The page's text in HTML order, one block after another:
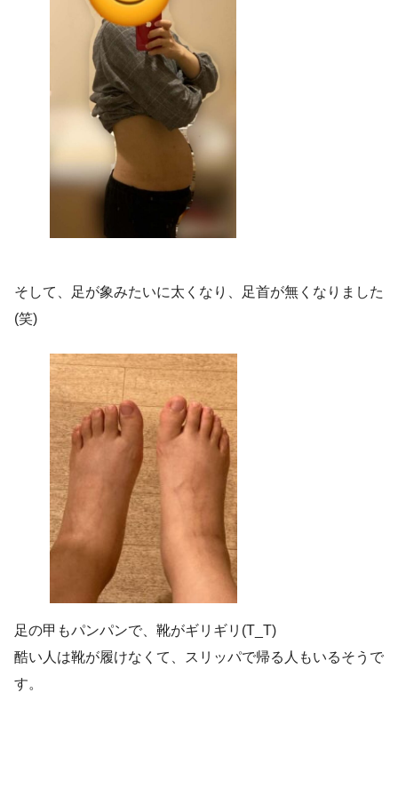
そして、足が象みたいに太くなり、足首が無くなりました
(笑)
足の甲もパンパンで、靴がギリギリ(T_T)
酷い人は靴が履けなくて、スリッパで帰る人もいるそうで
す。